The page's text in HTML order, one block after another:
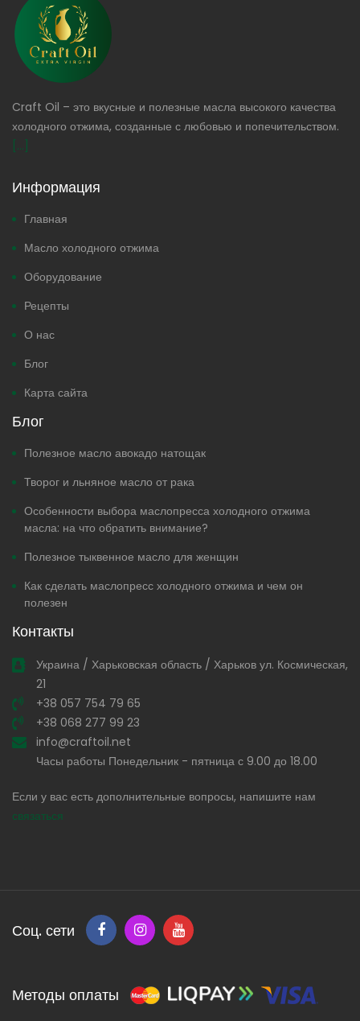
Craft Oil – это вкусные и полезные масла высокого качества
холодного отжима, созданные с любовью и попечительством.
[...]
Информация
Главная
Масло холодного отжима
Оборудование
Рецепты
О нас
Блог
Карта сайта
Блог
Полезное масло авокадо натощак
Творог и льняное масло от рака
Особенности выбора маслопресса холодного отжима
масла: на что обратить внимание?
Полезное тыквенное масло для женщин
Как сделать маслопресс холодного отжима и чем он
полезен
Контакты
Украина / Харьковская область / Харьков ул. Космическая,
21
+38 057 754 79 65
+38 068 277 99 23
info@craftoil.net
Часы работы Понедельник - пятница с 9.00 до 18.00
Если у вас есть дополнительные вопросы, напишите нам
связаться
Соц. сети
Методы оплаты